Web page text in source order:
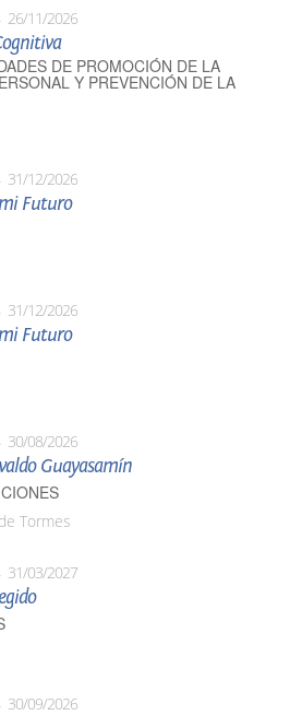
26/11/2026
DE PROMOCIÓN DE LA
Y PREVENCIÓN DE LA
31/12/2026
Futuro
31/12/2026
Futuro
30/08/2026
Guayasamín
Tormes
31/03/2027
30/09/2026